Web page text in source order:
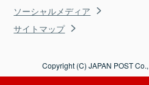
ソーシャルメディア
サイトマップ
Copyright (C) JAPAN POST